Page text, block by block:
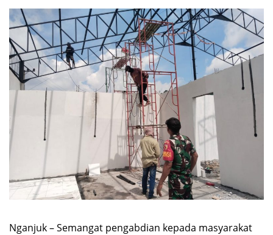
Nganjuk – Semangat pengabdian kepada masyarakat